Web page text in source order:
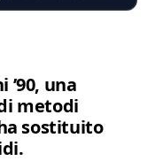
’90, una
meto­di
sos­ti­tu­ito